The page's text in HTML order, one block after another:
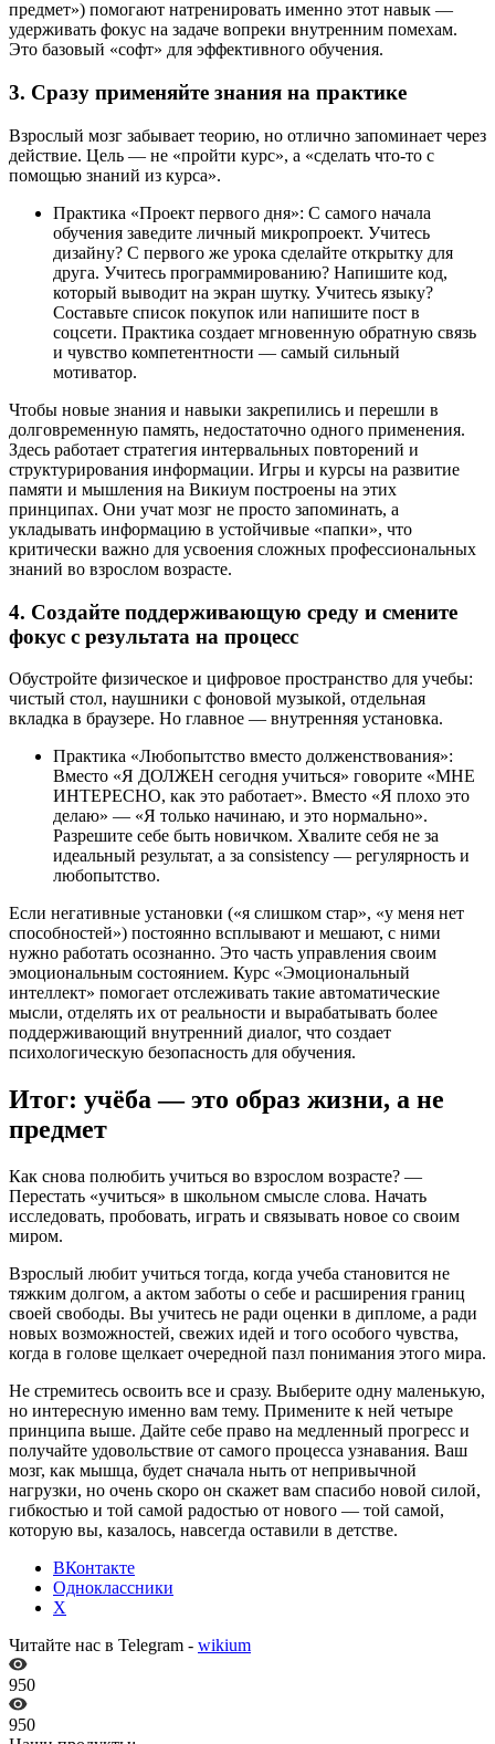
предмет») помогают натренировать именно этот навык —
удерживать фокус на задаче вопреки внутренним помехам.
Это базовый «софт» для эффективного обучения.
3. Сразу применяйте знания на практике
Взрослый мозг забывает теорию, но отлично запоминает через
действие. Цель — не «пройти курс», а «сделать что-то с
помощью знаний из курса».
Практика «Проект первого дня»: С самого начала
обучения заведите личный микропроект. Учитесь
дизайну? С первого же урока сделайте открытку для
друга. Учитесь программированию? Напишите код,
который выводит на экран шутку. Учитесь языку?
Составьте список покупок или напишите пост в
соцсети. Практика создает мгновенную обратную связь
и чувство компетентности — самый сильный
мотиватор.
Чтобы новые знания и навыки закрепились и перешли в
долговременную память, недостаточно одного применения.
Здесь работает стратегия интервальных повторений и
структурирования информации. Игры и курсы на развитие
памяти и мышления на Викиум построены на этих
принципах. Они учат мозг не просто запоминать, а
укладывать информацию в устойчивые «папки», что
критически важно для усвоения сложных профессиональных
знаний во взрослом возрасте.
4. Создайте поддерживающую среду и смените
фокус с результата на процесс
Обустройте физическое и цифровое пространство для учебы:
чистый стол, наушники с фоновой музыкой, отдельная
вкладка в браузере. Но главное — внутренняя установка.
Практика «Любопытство вместо долженствования»:
Вместо «Я ДОЛЖЕН сегодня учиться» говорите «МНЕ
ИНТЕРЕСНО, как это работает». Вместо «Я плохо это
делаю» — «Я только начинаю, и это нормально».
Разрешите себе быть новичком. Хвалите себя не за
идеальный результат, а за consistency — регулярность и
любопытство.
Если негативные установки («я слишком стар», «у меня нет
способностей») постоянно всплывают и мешают, с ними
нужно работать осознанно. Это часть управления своим
эмоциональным состоянием. Курс «Эмоциональный
интеллект» помогает отслеживать такие автоматические
мысли, отделять их от реальности и вырабатывать более
поддерживающий внутренний диалог, что создает
психологическую безопасность для обучения.
Итог: учёба — это образ жизни, а не
предмет
Как снова полюбить учиться во взрослом возрасте? —
Перестать «учиться» в школьном смысле слова. Начать
исследовать, пробовать, играть и связывать новое со своим
миром.
Взрослый любит учиться тогда, когда учеба становится не
тяжким долгом, а актом заботы о себе и расширения границ
своей свободы. Вы учитесь не ради оценки в дипломе, а ради
новых возможностей, свежих идей и того особого чувства,
когда в голове щелкает очередной пазл понимания этого мира.
Не стремитесь освоить все и сразу. Выберите одну маленькую,
но интересную именно вам тему. Примените к ней четыре
принципа выше. Дайте себе право на медленный прогресс и
получайте удовольствие от самого процесса узнавания. Ваш
мозг, как мышца, будет сначала ныть от непривычной
нагрузки, но очень скоро он скажет вам спасибо новой силой,
гибкостью и той самой радостью от нового — той самой,
которую вы, казалось, навсегда оставили в детстве.
ВКонтакте
Одноклассники
X
Читайте нас в Telegram - wikium
950
950